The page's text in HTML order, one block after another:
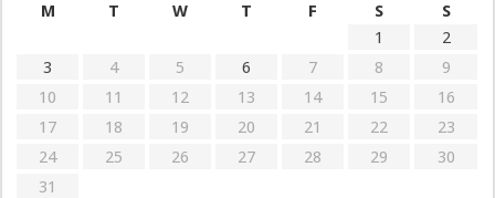
M
T W T F S
S
1
2
3
4 5 6 7 8
9
10
11 12 13 14 15
16
17
18 19 20 21 22
23
24
25 26 27 28 29
30
31